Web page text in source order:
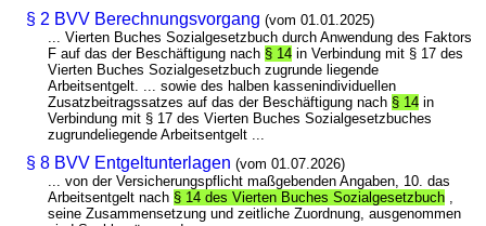
§ 2 BVV Berechnungsvorgang (vom 01.01.2025)
... Vierten Buches Sozialgesetzbuch durch Anwendung des Faktors
F auf das der Beschäftigung nach § 14 in Verbindung mit § 17 des
Vierten Buches Sozialgesetzbuch zugrunde liegende
Arbeitsentgelt. ... sowie des halben kassenindividuellen
Zusatzbeitragssatzes auf das der Beschäftigung nach § 14 in
Verbindung mit § 17 des Vierten Buches Sozialgesetzbuches
zugrundeliegende Arbeitsentgelt ...
§ 8 BVV Entgeltunterlagen (vom 01.07.2026)
... von der Versicherungspflicht maßgebenden Angaben, 10. das
Arbeitsentgelt nach § 14 des Vierten Buches Sozialgesetzbuch
seine Zusammensetzung und zeitliche Zuordnung, ausgenommen